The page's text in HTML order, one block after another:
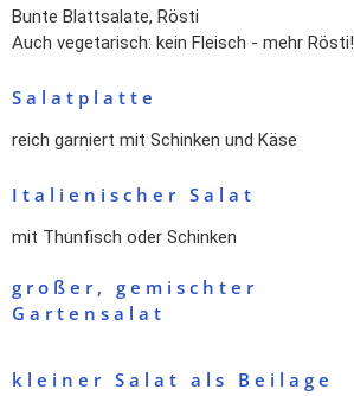
Bunte Blattsalate, Rösti
Auch vegetarisch: kein Fleisch - mehr Rösti!
Salatplatte
reich garniert mit Schinken und Käse
Italienischer Salat
mit Thunfisch oder Schinken
großer, gemischter
Gartensalat
kleiner Salat als Beilage